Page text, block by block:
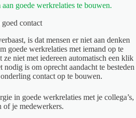
goede werkrelaties te bouwen.
contact
is dat mensen er niet aan denken
goede werkrelaties met iemand op te
niet met iedereen automatisch een klik
nodig is om oprecht aandacht te besteden
contact op te bouwen.
in goede werkrelaties met je collega’s,
of je medewerkers.